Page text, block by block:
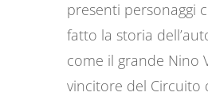
presenti personaggi
fatto la storia
come il grande Nino
vincitore del Circuito